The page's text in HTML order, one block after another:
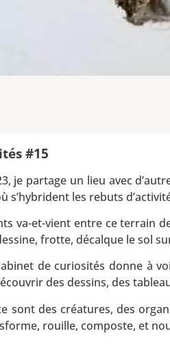
#15
je partage un lieu avec
s’hybrident les rebuts
va-et-vient entre ce
frotte, décalque le sol
de curiosités donne à
des dessins, des
sont des créatures, des
rouille, composte, et